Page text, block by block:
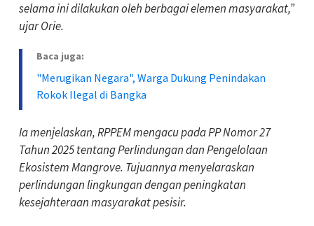
selama ini dilakukan oleh berbagai elemen masyarakat,”
ujar Orie.
Baca juga:
"Merugikan Negara", Warga Dukung Penindakan
Rokok Ilegal di Bangka
Ia menjelaskan, RPPEM mengacu pada PP Nomor 27
Tahun 2025 tentang Perlindungan dan Pengelolaan
Ekosistem Mangrove. Tujuannya menyelaraskan
perlindungan lingkungan dengan peningkatan
kesejahteraan masyarakat pesisir.